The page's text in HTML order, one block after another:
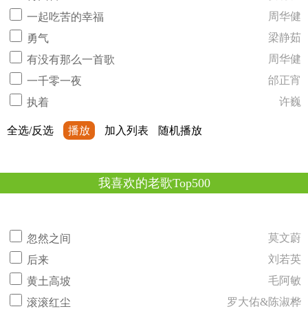
一起吃苦的幸福
周华健
勇气
梁静茹
有没有那么一首歌
周华健
一千零一夜
邰正宵
执着
许巍
全选/反选 播放 加入列表 随机播放
我喜欢的老歌Top500
忽然之间
莫文蔚
后来
刘若英
黄土高坡
毛阿敏
滚滚红尘
罗大佑&陈淑桦